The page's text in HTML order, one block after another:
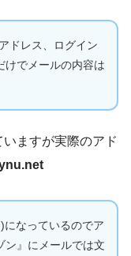
ドレス、ログイン
けでメールの内容は
ますが実際のアド
なっているのでア
ン』にメールでは文